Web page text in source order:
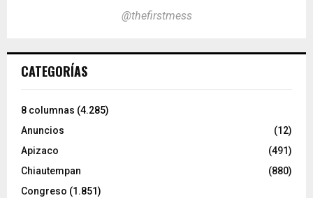
@thefirstmess
CATEGORÍAS
8 columnas (4.285)
Anuncios
(12)
Apizaco
(491)
Chiautempan
(880)
Congreso (1.851)